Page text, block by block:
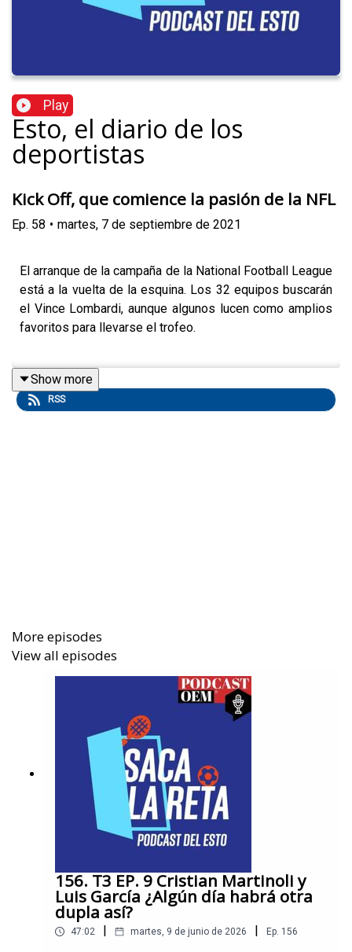
Play
Esto, el diario de los
deportistas
Kick Off, que comience la pasión de la NFL
Ep. 58 • martes, 7 de septiembre de 2021
El arranque de la campaña de la National Football League
está a la vuelta de la esquina. Los 32 equipos buscarán
el Vince Lombardi, aunque algunos lucen como amplios
favoritos para llevarse el trofeo.
Con los Chiefs de Kansas City y los Buccaneers de
Tampa Bay como máximos favoritos, la NFL comenzará
Show more
RSS
More episodes
View all episodes
156. T3 EP. 9 Cristian Martinoli y
Luis García ¿Algún día habrá otra
dupla así?
47:02 martes, 9 de junio de 2026 Ep. 156